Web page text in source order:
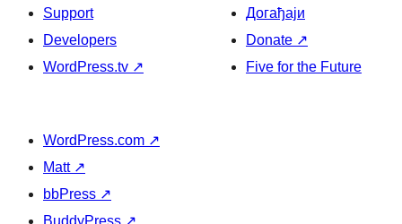
Support
Developers
WordPress.tv ↗
Догађаји
Donate ↗
Five for the Future
WordPress.com ↗
Matt ↗
bbPress ↗
BuddyPress ↗